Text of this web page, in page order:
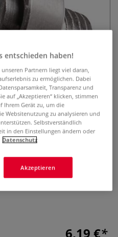
2006
6,19 €
entschieden haben!
Partnern liegt viel daran,
zu ermöglichen. Dabei
Transparenz und
auf „Akzeptieren“ klicken, stimmen
Ihrem Gerät zu, um die
Websitenutzung zu analysieren und
Selbstverständlich
in den Einstellungen ändern oder
Datenschutz
Akzeptieren